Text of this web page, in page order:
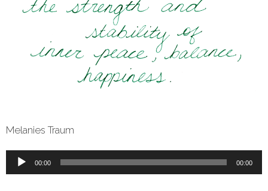
Melanies Traum
Audio-
00:00 00:00